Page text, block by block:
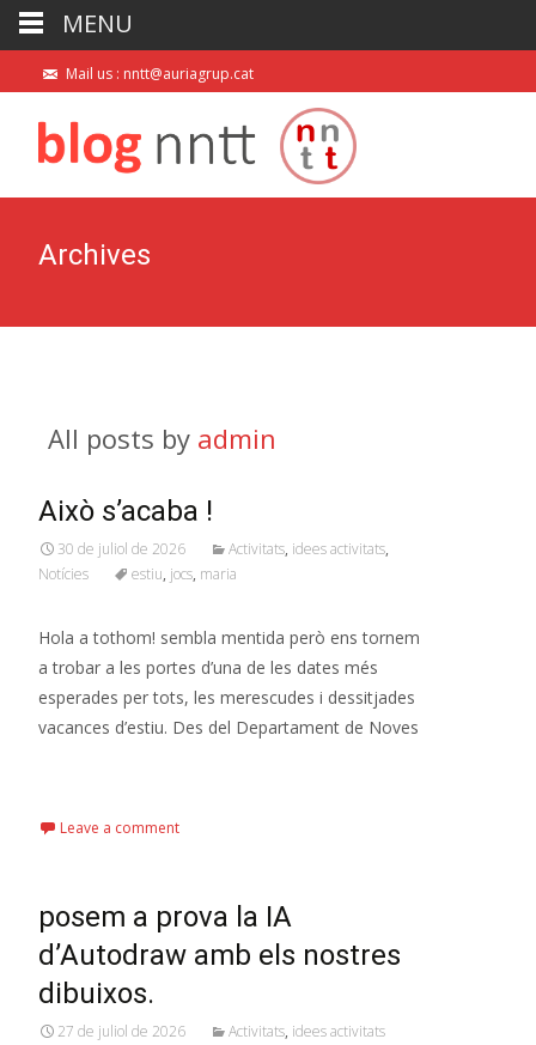
Mail us : nntt@auriagrup.cat
Archives
All posts by admin
Això s’acaba !
30 de juliol de 2026 Activitats, idees activitats,
Notícies
estiu, jocs, maria
Hola a tothom! sembla mentida però ens tornem
a trobar a les portes d’una de les dates més
esperades per tots, les merescudes i dessitjades
vacances d’estiu. Des del Departament de Noves
Leave a comment
posem a prova la IA
d’Autodraw amb els nostres
dibuixos.
27 de juliol de 2026 Activitats, idees activitats
MENU